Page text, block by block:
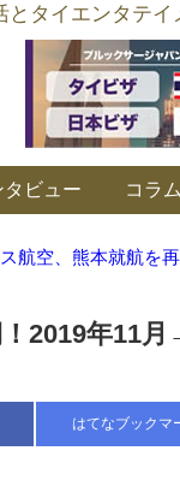
タイエンタテイ
タビュー コラム
航空、熊本就航を
2019年11
はてなブックマ